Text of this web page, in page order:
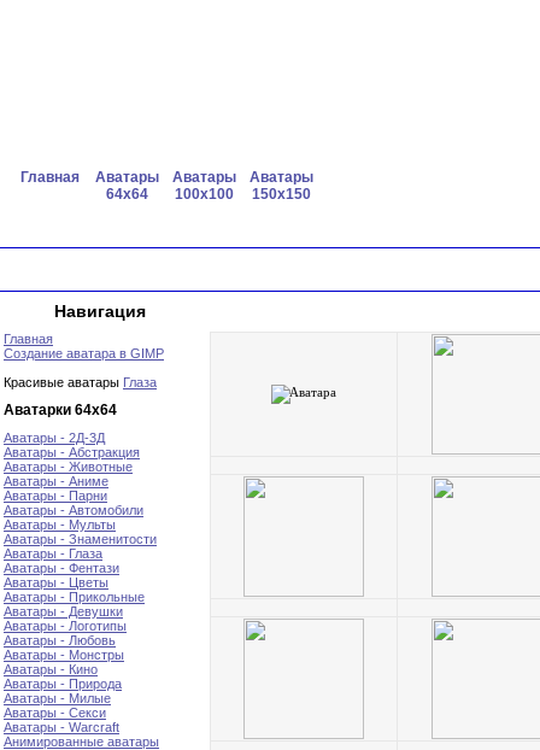
Главная
Аватары
64x64
Аватары
100x100
Аватары
150x150
Навигация
Главная
Создание аватара в GIMP
Красивые аватары Глаза
Аватарки 64х64
Аватары - 2Д-3Д
Аватары - Абстракция
Аватары - Животные
Аватары - Аниме
Аватары - Парни
Аватары - Автомобили
Аватары - Мульты
Аватары - Знаменитости
Аватары - Глаза
Аватары - Фентази
Аватары - Цветы
Аватары - Прикольные
Аватары - Девушки
Аватары - Логотипы
Аватары - Любовь
Аватары - Монстры
Аватары - Кино
Аватары - Природа
Аватары - Милые
Аватары - Секси
Аватары - Warcraft
Анимированные аватары